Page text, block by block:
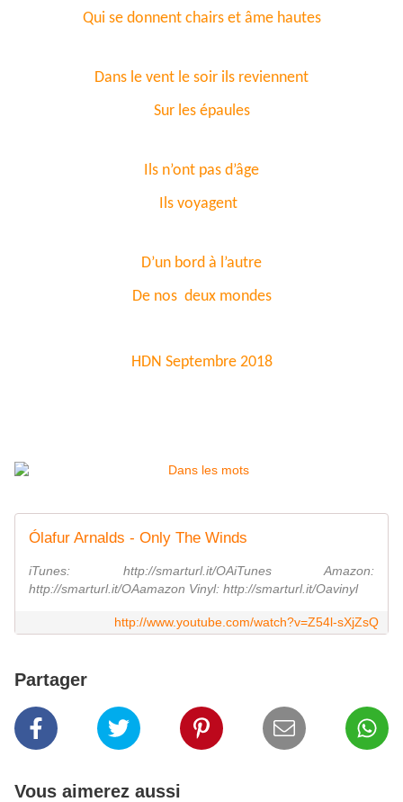
Qui se donnent chairs et âme hautes
Dans le vent le soir ils reviennent
Sur les épaules
Ils n’ont pas d’âge
Ils voyagent
D’un bord à l’autre
De nos deux mondes
HDN Septembre 2018
Ólafur Arnalds - Only The Winds
iTunes: http://smarturl.it/OAiTunes Amazon:
http://smarturl.it/OAamazon Vinyl: http://smarturl.it/Oavinyl
http://www.youtube.com/watch?v=Z54l-sXjZsQ
Partager
Vous aimerez aussi